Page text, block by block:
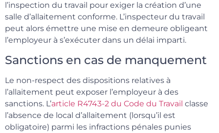
l’inspection du travail pour exiger la création d’une
salle d’allaitement conforme. L’inspecteur du travail
peut alors émettre une mise en demeure obligeant
l’employeur à s’exécuter dans un délai imparti.
Sanctions en cas de manquement
Le non-respect des dispositions relatives à
l’allaitement peut exposer l’employeur à des
sanctions. L’article R4743-2 du Code du Travail classe
l’absence de local d’allaitement (lorsqu’il est
obligatoire) parmi les infractions pénales punies